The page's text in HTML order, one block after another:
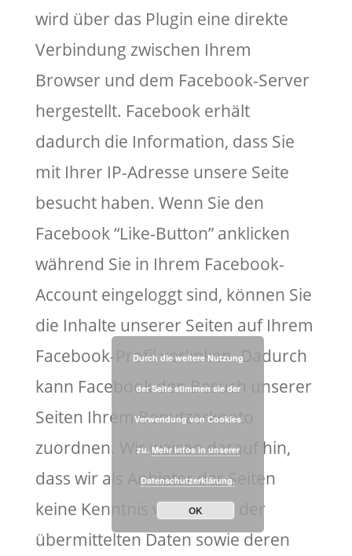
wird über das Plugin eine direkte
Verbindung zwischen Ihrem
Browser und dem Facebook-Server
hergestellt. Facebook erhält
dadurch die Information, dass Sie
mit Ihrer IP-Adresse unsere Seite
besucht haben. Wenn Sie den
Facebook “Like-Button” anklicken
während Sie in Ihrem Facebook-
Account eingeloggt sind, können Sie
die Inhalte unserer Seiten auf Ihrem
Facebook-Profil verlinken. Dadurch
kann Facebook den Besuch unserer
Seiten Ihrem Benutzerkonto
zuordnen. Wir weisen darauf hin,
dass wir als Anbieter der Seiten
keine Kenntnis vom Inhalt der
übermittelten Daten sowie deren
Durch die weitere Nutzung
der Seite stimmen sie der
Verwendung von Cookies
zu. Mehr Infos in unserer
Datenschutzerklärung.
OK